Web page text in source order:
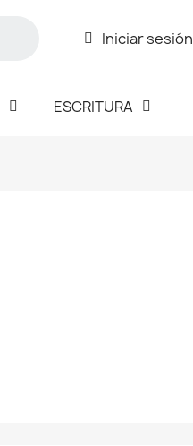
Iniciar sesión
ESCRITURA